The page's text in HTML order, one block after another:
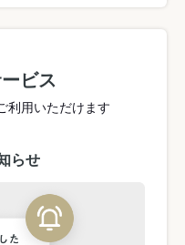
ビス
利用いただけます
らせ